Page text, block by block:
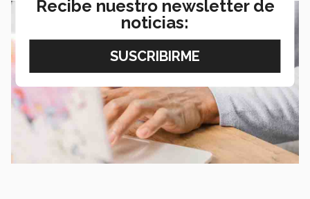
Recibe nuestro newsletter de
noticias: